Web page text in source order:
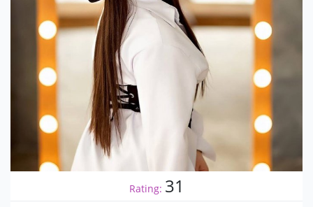
Rating: 31